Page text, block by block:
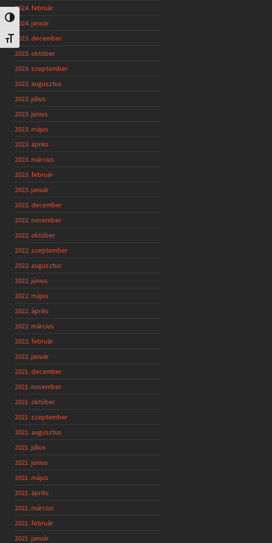
Nagy kontraszt váltása
Betűméret váltása
2024. február
2024. január
2023. december
2023. október
2023. szeptember
2023. augusztus
2023. július
2023. június
2023. május
2023. április
2023. március
2023. február
2023. január
2022. december
2022. november
2022. október
2022. szeptember
2022. augusztus
2022. június
2022. május
2022. április
2022. március
2022. február
2022. január
2021. december
2021. november
2021. október
2021. szeptember
2021. augusztus
2021. július
2021. június
2021. május
2021. április
2021. március
2021. február
2021. január